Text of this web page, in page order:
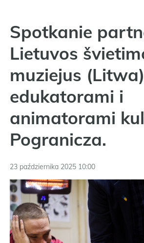
Spotkanie
Lietuvos
muziejus
edukatorami i
animatorami
Pogranicza.
23 października 2025 10:00